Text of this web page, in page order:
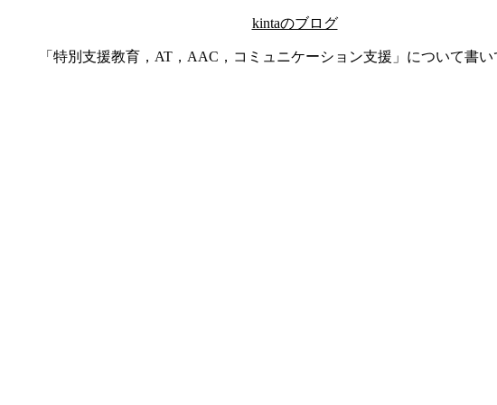
kintaのブログ
「特別支援教育，AT，AAC，コミュニケーション支援」について書